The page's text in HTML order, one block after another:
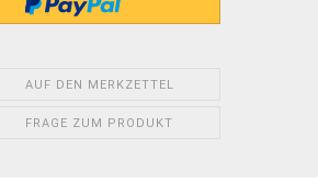
AUF DEN MERKZETTEL
FRAGE ZUM PRODUKT